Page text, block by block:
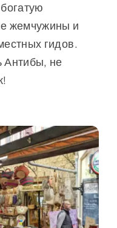
жемчужины и
гидов.
Антибы, не